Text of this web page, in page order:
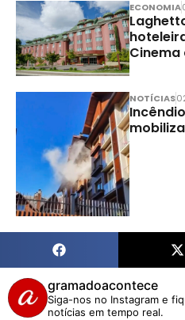
ECONOMIA
Cinema
NOTÍCIAS
gramadoacontece
Siga-nos no Instagram e
notícias em tempo real.